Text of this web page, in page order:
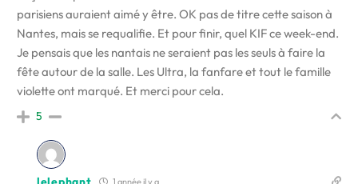
parisiens auraient aimé y être. OK pas de titre cette saison à
Nantes, mais se requalifie. Et pour finir, quel KIF ce week-end.
Je pensais que les nantais ne seraient pas les seuls à faire la
fête autour de la salle. Les Ultra, la fanfare et tout le famille
violette ont marqué. Et merci pour cela.
5